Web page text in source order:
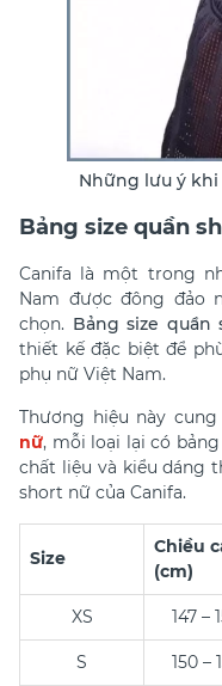
Những lưu ý
Bảng size quần
Canifa là một trong
Nam được đông đảo
chọn. Bảng size quần
thiết kế đặc biệt để
phụ nữ Việt Nam.
Thương hiệu này
nữ, mỗi loại lại có
chất liệu và kiểu dáng
short nữ của Canifa.
Size
Chiều
(cm)
XS 147 –
S 150 –